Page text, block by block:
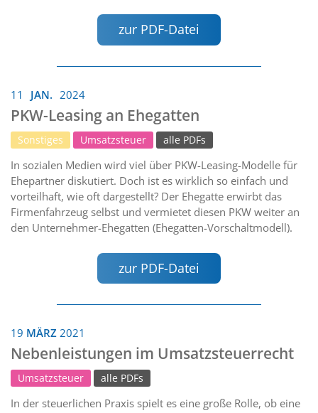
zur PDF-Datei
11 JAN. 2024
PKW-Leasing an Ehegatten
Sonstiges Umsatzsteuer alle PDFs
In sozialen Medien wird viel über PKW-Leasing-Modelle für
Ehepartner diskutiert. Doch ist es wirklich so einfach und
vorteilhaft, wie oft dargestellt? Der Ehegatte erwirbt das
Firmenfahrzeug selbst und vermietet diesen PKW weiter an
den Unternehmer-Ehegatten (Ehegatten-Vorschaltmodell).
zur PDF-Datei
19 MÄRZ 2021
Nebenleistungen im Umsatzsteuerrecht
Umsatzsteuer alle PDFs
In der steuerlichen Praxis spielt es eine große Rolle, ob eine